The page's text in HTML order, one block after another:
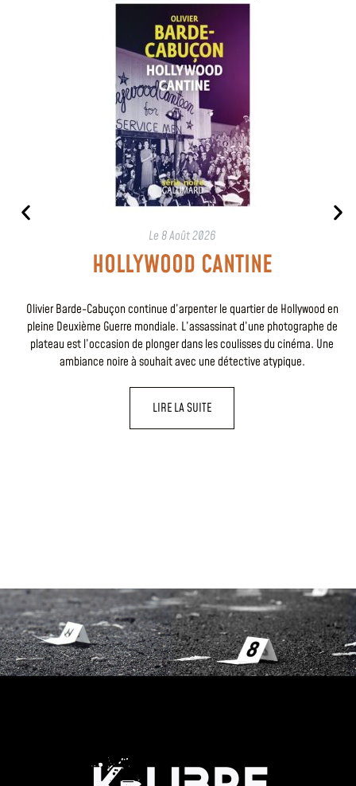
Le 8 Août 2026
HOLLYWOOD CANTINE
Olivier Barde-Cabuçon continue d’arpenter le quartier de Hollywood en
pleine Deuxième Guerre mondiale. L’assassinat d’une photographe de
plateau est l’occasion de plonger dans les coulisses du cinéma. Une
ambiance noire à souhait avec une détective atypique.
LIRE LA SUITE